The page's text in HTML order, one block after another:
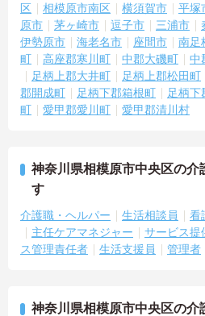
区
相模原市南区 横須賀市 平塚
原市
茅ヶ崎市 逗子市 三浦市
伊勢原市
海老名市 座間市 南足
町
高座郡寒川町 中郡大磯町 中
足柄上郡大井町
足柄上郡松田町
郡開成町
足柄下郡箱根町 足柄下
町
愛甲郡愛川町 愛甲郡清川村
神奈川県相模原市中央区の介
す
介護職・ヘルパー 生活相談員 看
主任ケアマネジャー
サービス提
ス管理責任者
生活支援員 管理者
神奈川県相模原市中央区の介